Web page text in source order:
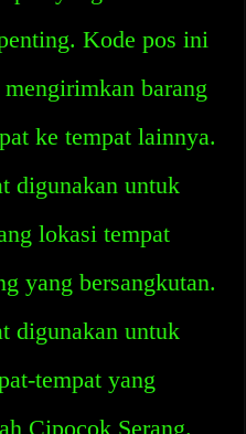
Kode pos ini
barang
ke tempat lainnya.
digunakan untuk
lokasi tempat
yang bersangkutan.
digunakan untuk
tempat yang
Cipocok Serang.